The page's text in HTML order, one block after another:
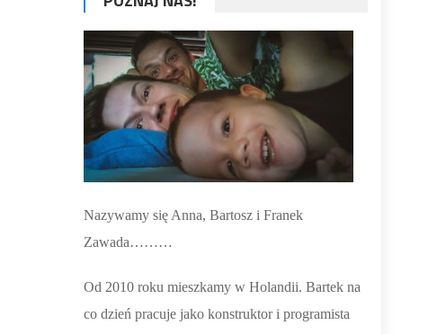
Nazywamy się Anna, Bartosz i Franek
Zawada………
Od 2010 roku mieszkamy w Holandii. Bartek na
co dzień pracuje jako konstruktor i programista